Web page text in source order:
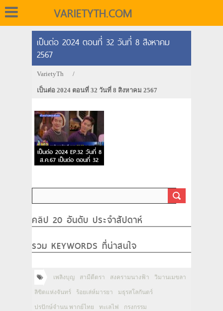
VARIETYTH.COM
เป็นต่อ 2024 ตอนที่ 32 วันที่ 8 สิงหาคม
2567
VarietyTh /
เป็นต่อ 2024 ตอนที่ 32 วันที่ 8 สิงหาคม 2567
เป็นต่อ 2024 EP.32 วันที่ 8
ส.ค.67 เป็นต่อ ตอนที่ 32
คลิป 20 อันดับ ประจำสัปดาห์
รวม KEYWORDS ที่น่าสนใจ
เพลิงบุญ สามีตีตรา สงครามนางฟ้า วิมานเมขลา
ลิขิตแห่งจันทร์ ร้อยเล่ห์มารยา มธุรสโลกันตร์
ปรปักษ์จำนน พากย์ไทย ทะเลไฟ กรงกรรม